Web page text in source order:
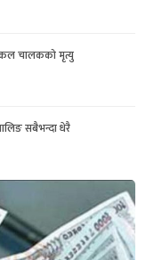
चालकको मृत्यु
सबैभन्दा धेरै